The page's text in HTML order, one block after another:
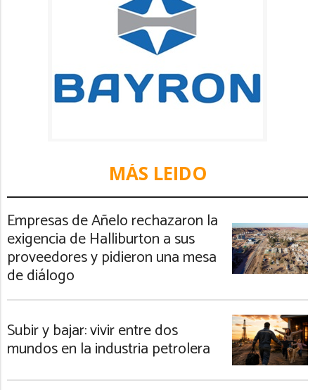
MÁS LEIDO
Empresas de Añelo rechazaron la
exigencia de Halliburton a sus
proveedores y pidieron una mesa
de diálogo
Subir y bajar: vivir entre dos
mundos en la industria petrolera